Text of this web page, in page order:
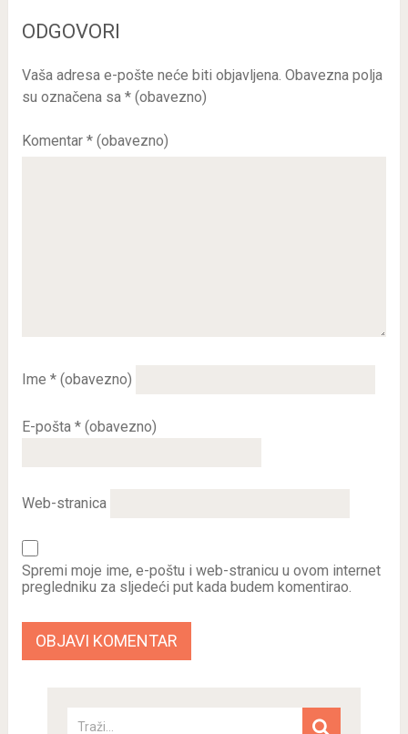
ODGOVORI
Vaša adresa e-pošte neće biti objavljena. Obavezna polja
su označena sa * (obavezno)
Komentar * (obavezno)
Ime * (obavezno)
E-pošta * (obavezno)
Web-stranica
Spremi moje ime, e-poštu i web-stranicu u ovom internet
pregledniku za sljedeći put kada budem komentirao.